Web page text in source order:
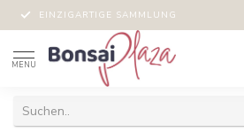
EINZIGARTIGE SAMMLUNG
MENU